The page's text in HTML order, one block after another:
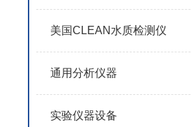
美国CLEAN水质检测仪
通用分析仪器
实验仪器设备